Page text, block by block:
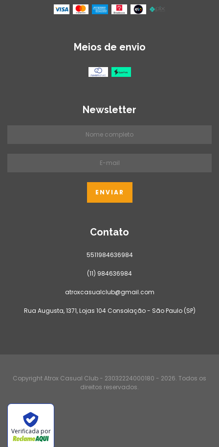
Meios de envio
Newsletter
Contato
5511984636984
(11) 984636984
atroxcasualclub@gmail.com
Rua Augusta, 1371, Lojas 104 Consolação - São Paulo (SP)
Copyright Atrox Casual Club - 23032224000180 - 2026. Todos os
direitos reservados.
Verificada por